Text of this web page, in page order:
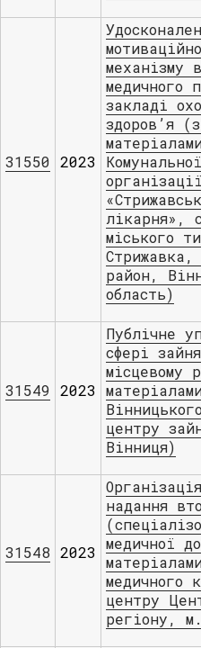
31550 2023
механізму
медичного
закладі
здоров’я
Комунальної
організації
лікарня»,
міського
Стрижавка,
район,
область)
31549 2023
Публічне
сфері
місцевому
центру
Вінниця)
31548 2023
надання
медичної
медичного
центру
регіону,